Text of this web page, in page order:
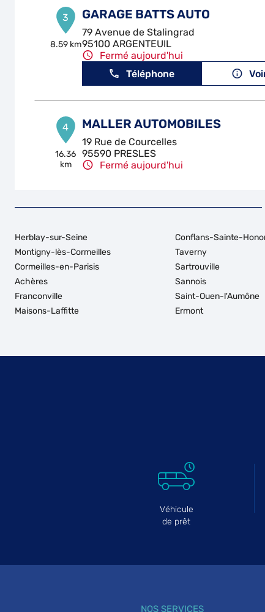
3
8.59 km
GARAGE BATTS AUTO
79 Avenue de Stalingrad
95100 ARGENTEUIL
Fermé aujourd'hui
Téléphone
4
16.36
km
MALLER AUTOMOBILES
19 Rue de Courcelles
95590 PRESLES
Fermé aujourd'hui
5
19.5 km
L ATELIER60
380 Rue Isaac Newton
60230 CHAMBLY
2 Rue du Vert Bois
93100 MONTREUIL
Fermé actuellement
Téléphone
8 GARAGE SALVA
Fermé aujourd'hui
Herblay-sur-Seine
Montigny-lès-Cormeilles
Cormeilles-en-Parisis
Achères
Franconville
Maisons-Laffitte
Conflans-Sainte-
Taverny
Sartrouville
Sannois
Saint-Ouen-l'Aumône
Ermont
Véhicule
de prêt
NOS SERVICES